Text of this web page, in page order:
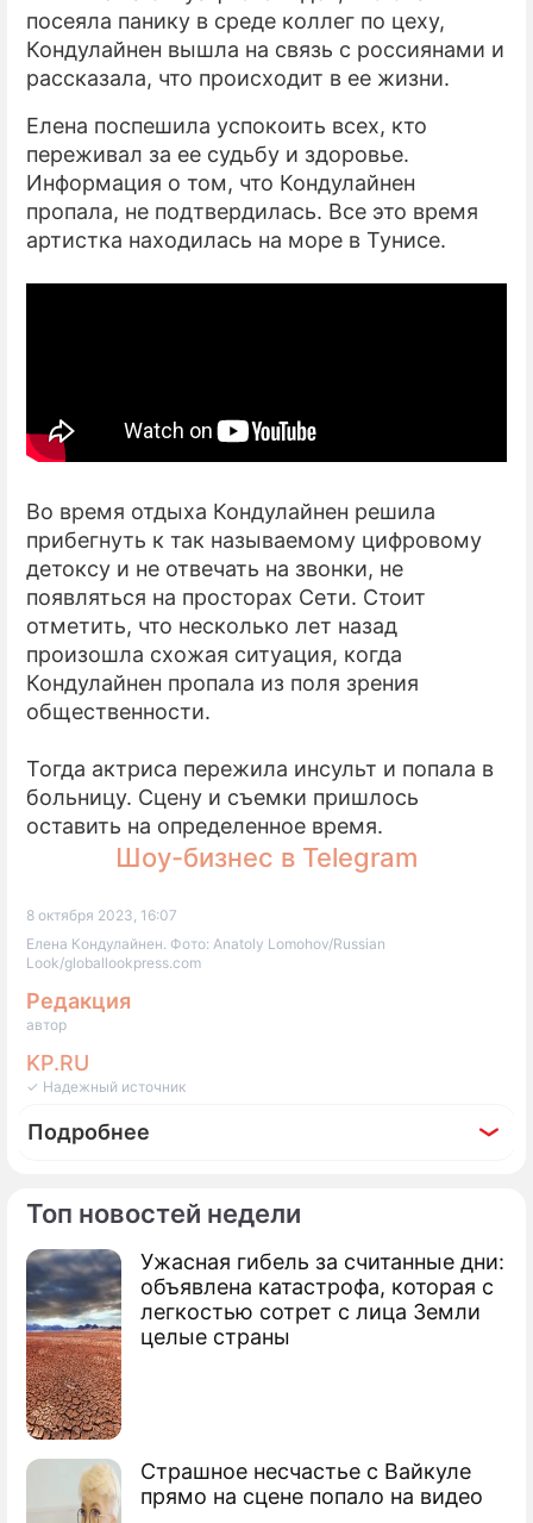
Топ новостей недели
Ужасная гибель за считанные дни:
объявлена катастрофа, которая с
легкостью сотрет с лица Земли
целые страны
Страшное несчастье с Вайкуле
прямо на сцене попало на видео
посеяла панику в среде коллег по цеху,
Кондулайнен вышла на связь с россиянами и
рассказала, что происходит в ее жизни.
Елена поспешила успокоить всех, кто
переживал за ее судьбу и здоровье.
Информация о том, что Кондулайнен
пропала, не подтвердилась. Все это время
артистка находилась на море в Тунисе.
Во время отдыха Кондулайнен решила
прибегнуть к так называемому цифровому
детоксу и не отвечать на звонки, не
появляться на просторах Сети. Стоит
отметить, что несколько лет назад
произошла схожая ситуация, когда
Кондулайнен пропала из поля зрения
общественности.
Тогда актриса пережила инсульт и попала в
больницу. Сцену и съемки пришлось
оставить на определенное время.
Шоу-бизнес в Telegram
8 октября 2023, 16:07
Елена Кондулайнен. Фото: Anatoly Lomohov/Russian
Look/globallookpress.com
Редакция
автор
KP.RU
✓ Надежный источник
Подробнее
Фоторепортаж
60-летняя Елена Кондулайнен излучает
секс